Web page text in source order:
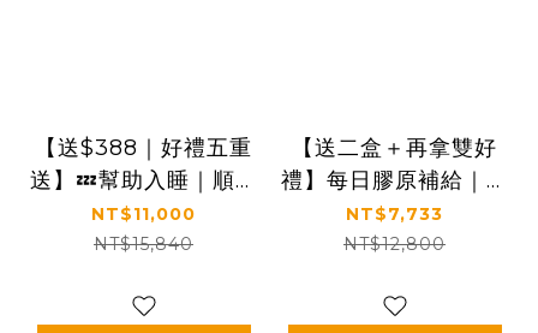
【送$388｜好禮五重
送】💤幫助入睡｜順暢
排便｜✅正品保證｜
【太陽星】全效克菲爾
包*8盒)
NT$11,000
NT$15,840
【送二盒＋再拿雙好
禮】每日膠原補給｜皮
膚Q彈好氣色｜【食技
研】德國專利膠原蛋白
VERISOL®)八盒入
NT$7,733
NT$12,800